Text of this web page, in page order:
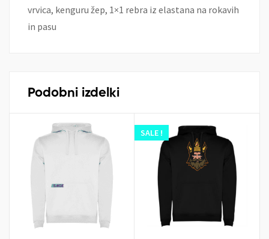
vrvica, kenguru žep, 1×1 rebra iz elastana na rokavih
in pasu
Podobni izdelki
SALE !